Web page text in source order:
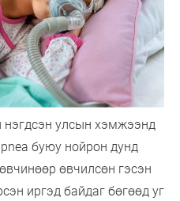
нэгдсэн улсын хэмжээнд
буюу нойрон дунд
өвчилсөн гэсэн
иргэд байдаг бөгөөд уг